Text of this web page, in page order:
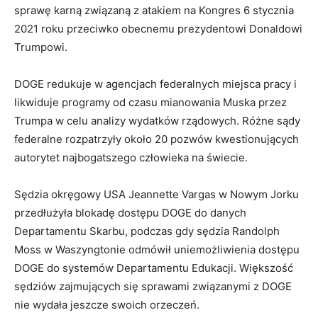
sprawę karną związaną z atakiem na Kongres 6 stycznia
2021 roku przeciwko obecnemu prezydentowi Donaldowi
Trumpowi.
DOGE redukuje w agencjach federalnych miejsca pracy i
likwiduje programy od czasu mianowania Muska przez
Trumpa w celu analizy wydatków rządowych. Różne sądy
federalne rozpatrzyły około 20 pozwów kwestionujących
autorytet najbogatszego człowieka na świecie.
Sędzia okręgowy USA Jeannette Vargas w Nowym Jorku
przedłużyła blokadę dostępu DOGE do danych
Departamentu Skarbu, podczas gdy sędzia Randolph
Moss w Waszyngtonie odmówił uniemożliwienia dostępu
DOGE do systemów Departamentu Edukacji. Większość
sędziów zajmujących się sprawami związanymi z DOGE
nie wydała jeszcze swoich orzeczeń.